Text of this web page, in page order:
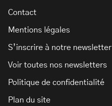
Contact
Mentions légales
S’inscrire à notre newsletter
Voir toutes nos newsletters
Politique de confidentialité
Plan du site